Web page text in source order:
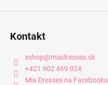
Kontakt
eshop@miadresses.sk
+421 902 469 024
Mia Dresses na Facebooku